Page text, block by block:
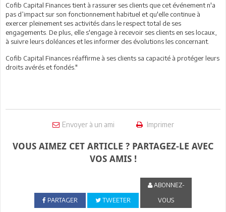
Cofib Capital Finances tient à rassurer ses clients que cet événement n'a
pas d’impact sur son fonctionnement habituel et qu'elle continue à
exercer pleinement ses activités dans le respect total de ses
engagements. De plus, elle s'engage à recevoir ses clients en ses locaux,
à suivre leurs doléances et les informer des évolutions les concernant.
Cofib Capital Finances réaffirme à ses clients sa capacité à protéger leurs
droits avérés et fondés."
Envoyer à un ami Imprimer
VOUS AIMEZ CET ARTICLE ? PARTAGEZ-LE AVEC
VOS AMIS !
PARTAGER TWEETER
ABONNEZ-
VOUS